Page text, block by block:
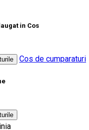
in Cos
Cos de cumparaturi